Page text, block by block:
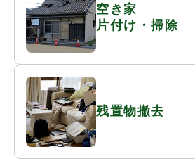
空き家
片付け・掃除
残置物撤去